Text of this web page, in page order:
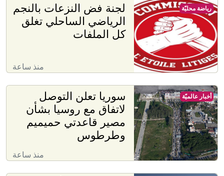
لجنة فض النزعات بالنجم
الرياضي الساحلي تغلق
كل الملفات
منذ ساعة
رياضة محليّة
سوريا تعلن التوصل
لاتفاق مع روسيا بشأن
مصير قاعدتي حميميم
وطرطوس
منذ ساعة
أخبار عالميّة